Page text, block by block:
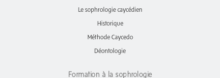
Le sophrologie caycédien
Historique
Méthode Caycedo
Déontologie
Formation à la sophrologie